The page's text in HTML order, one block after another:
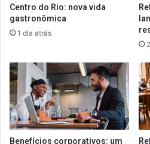
Centro do Rio: nova vida
gastronômica
1 dia atrás
Benefícios corporativos: um